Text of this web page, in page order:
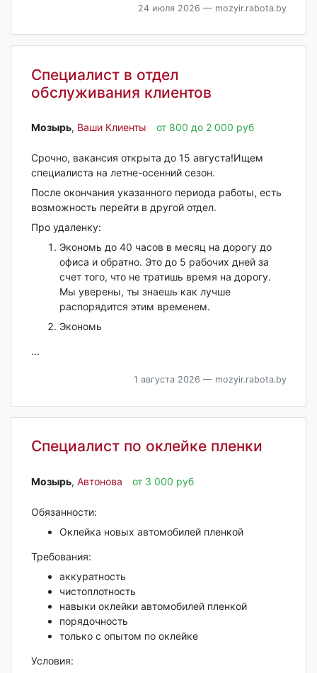
24 июля 2026 — mozyir.rabota.by
Специалист в отдел
обслуживания клиентов
Мозырь‎, Ваши Клиенты от 800 до 2 000 руб
Срочно, вакансия открыта до 15 августа!Ищем
специалиста на летне-осенний сезон.
После окончания указанного периода работы, есть
возможность перейти в другой отдел.
Про удаленку:
Экономь до 40 часов в месяц на дорогу до
офиса и обратно. Это до 5 рабочих дней за
счет того, что не тратишь время на дорогу.
Мы уверены, ты знаешь как лучше
распорядится этим временем.
Экономь
...
1 августа 2026 — mozyir.rabota.by
Специалист по оклейке пленки
Мозырь‎, Автонова от 3 000 руб
Обязанности:
Оклейка новых автомобилей пленкой
Требования:
аккуратность
чистоплотность
навыки оклейки автомобилей пленкой
порядочность
только с опытом по оклейке
Условия: